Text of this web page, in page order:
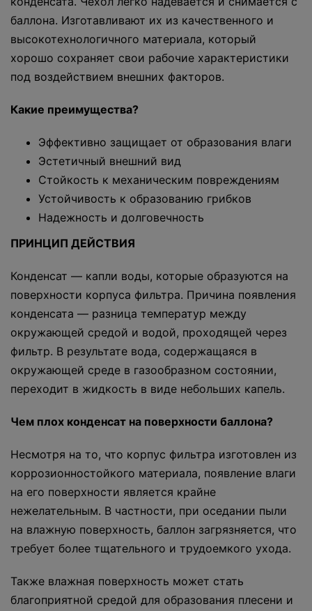
баллона. Изготавливают их из качественного и
высокотехнологичного материала, который
хорошо сохраняет свои рабочие характеристики
под воздействием внешних факторов.
Какие преимущества?
Эффективно защищает от образования влаги
Эстетичный внешний вид
Стойкость к механическим повреждениям
Устойчивость к образованию грибков
Надежность и долговечность
ПРИНЦИП ДЕЙСТВИЯ
Конденсат — капли воды, которые образуются на
поверхности корпуса фильтра. Причина появления
конденсата — разница температур между
окружающей средой и водой, проходящей через
фильтр. В результате вода, содержащаяся в
окружающей среде в газообразном состоянии,
переходит в жидкость в виде небольших капель.
Чем плох конденсат на поверхности баллона?
Несмотря на то, что корпус фильтра изготовлен из
коррозионностойкого материала, появление влаги
на его поверхности является крайне
нежелательным. В частности, при оседании пыли
на влажную поверхность, баллон загрязняется, что
требует более тщательного и трудоемкого ухода.
Также влажная поверхность может стать
благоприятной средой для образования плесени и